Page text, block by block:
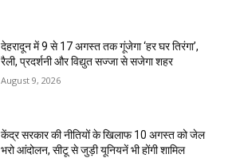
देहरादून में 9 से 17 अगस्त तक गूंजेगा ‘हर घर तिरंगा’,
रैली, प्रदर्शनी और विद्युत सज्जा से सजेगा शहर
August 9, 2026
केंद्र सरकार की नीतियों के खिलाफ 10 अगस्त को जेल
भरो आंदोलन, सीटू से जुड़ी यूनियनें भी होंगी शामिल